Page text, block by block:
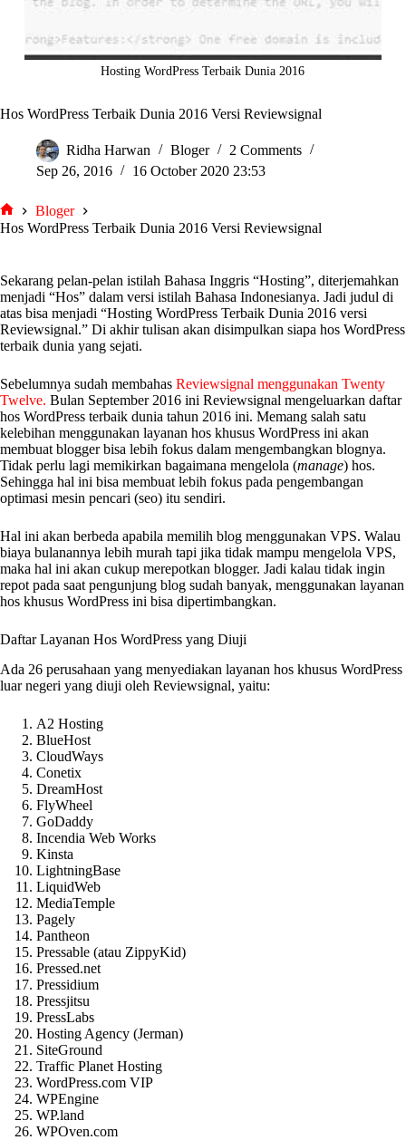
Hosting WordPress Terbaik Dunia 2016
Hos WordPress Terbaik Dunia 2016 Versi Reviewsignal
Ridha Harwan Bloger
2 Comments
Sep 26, 2016
16 October 2020 23:53
tarjiem
Bloger
Hos WordPress Terbaik Dunia 2016 Versi Reviewsignal
Sekarang pelan-pelan istilah Bahasa Inggris “Hosting”, diterjemahkan
menjadi “Hos” dalam versi istilah Bahasa Indonesianya. Jadi judul di
atas bisa menjadi “Hosting WordPress Terbaik Dunia 2016 versi
Reviewsignal.” Di akhir tulisan akan disimpulkan siapa hos WordPress
terbaik dunia yang sejati.
Sebelumnya sudah membahas Reviewsignal menggunakan Twenty
Twelve. Bulan September 2016 ini Reviewsignal mengeluarkan daftar
hos WordPress terbaik dunia tahun 2016 ini. Memang salah satu
kelebihan menggunakan layanan hos khusus WordPress ini akan
membuat blogger bisa lebih fokus dalam mengembangkan blognya.
Tidak perlu lagi memikirkan bagaimana mengelola (manage) hos.
Sehingga hal ini bisa membuat lebih fokus pada pengembangan
optimasi mesin pencari (seo) itu sendiri.
Hal ini akan berbeda apabila memilih blog menggunakan VPS. Walau
biaya bulanannya lebih murah tapi jika tidak mampu mengelola VPS,
maka hal ini akan cukup merepotkan blogger. Jadi kalau tidak ingin
repot pada saat pengunjung blog sudah banyak, menggunakan layanan
hos khusus WordPress ini bisa dipertimbangkan.
Daftar Layanan Hos WordPress yang Diuji
Ada 26 perusahaan yang menyediakan layanan hos khusus WordPress
luar negeri yang diuji oleh Reviewsignal, yaitu:
A2 Hosting
BlueHost
CloudWays
Conetix
DreamHost
FlyWheel
GoDaddy
Incendia Web Works
Kinsta
LightningBase
LiquidWeb
MediaTemple
Pagely
Pantheon
Pressable (atau ZippyKid)
Pressed.net
Pressidium
Pressjitsu
PressLabs
Hosting Agency (Jerman)
SiteGround
Traffic Planet Hosting
WordPress.com VIP
WPEngine
WP.land
WPOven.com